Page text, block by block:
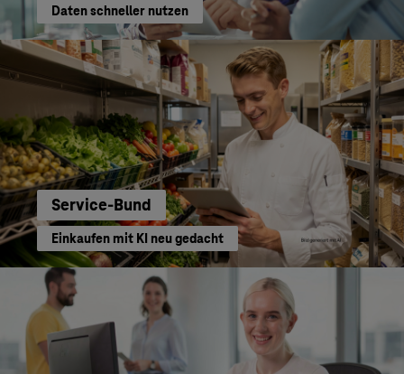
Daten schneller nutzen
Service-Bund
Einkaufen mit KI neu gedacht